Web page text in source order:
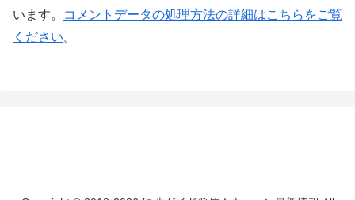
います。
コメントデータの処理方法の詳細はこちらをご覧
ください。